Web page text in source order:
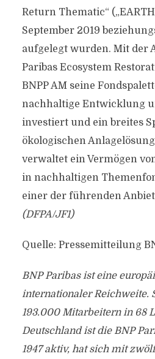
Return Thematic“
September 2019
aufgelegt wurden. Mit der
Paribas Ecosystem
BNPP AM seine
nachhaltige Entwicklung
investiert und ein breites
ökologischen
verwaltet ein Vermögen
in nachhaltigen
einer der führenden
(DFPA/JF1)
Quelle: Pressemitteilung
BNP Paribas ist eine
internationaler Reichweite.
193.000 Mitarbeitern in 68
Deutschland ist die BNP
1947 aktiv, hat sich mit